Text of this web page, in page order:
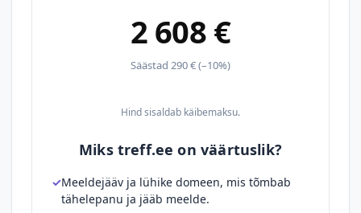
2 608 €
Säästad 290 € (–10%)
Hind sisaldab käibemaksu.
Miks treff.ee on väärtuslik?
Meeldejääv ja lühike domeen, mis tõmbab
tähelepanu ja jääb meelde.